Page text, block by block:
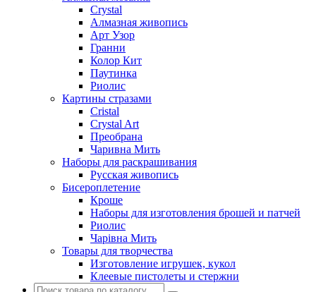
Crystal
Алмазная живопись
Арт Узор
Гранни
Колор Кит
Паутинка
Риолис
Картины стразами
Cristal
Crystal Art
Преобрана
Чаривна Мить
Наборы для раскрашивания
Русская живопись
Бисероплетение
Кроше
Наборы для изготовления брошей и патчей
Риолис
Чарiвна Мить
Товары для творчества
Изготовление игрушек, кукол
Клеевые пистолеты и стержни